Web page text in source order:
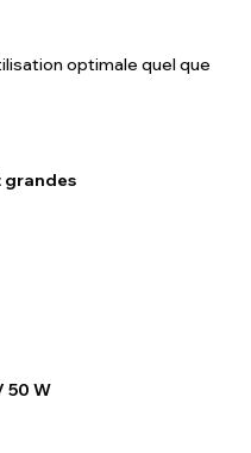
optimale quel que
grandes
50 W